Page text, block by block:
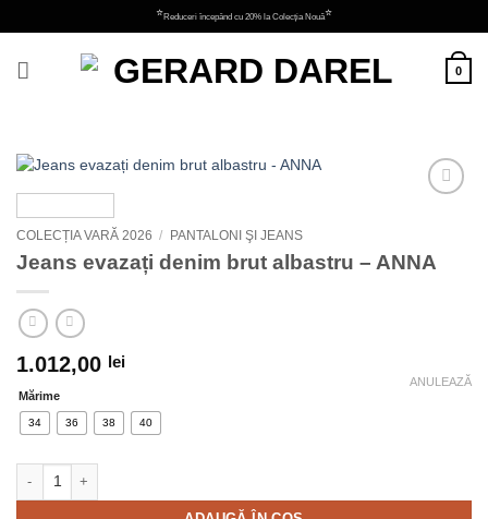
to
⭐Reduceri începând cu 20% la Colecția Nouă⭐
0
COLECȚIA VARĂ 2026 / PANTALONI ŞI JEANS
Jeans evazați denim brut albastru – ANNA
1.012,00 lei
Mărime
34 36 38 40
ANULEAZĂ